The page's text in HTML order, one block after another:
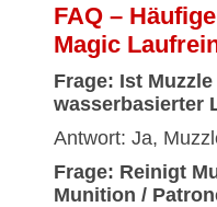
FAQ –
Magic
Frage: Ist
wasserbasierter
Antwort: Ja,
Frage: Reinigt
Munition /